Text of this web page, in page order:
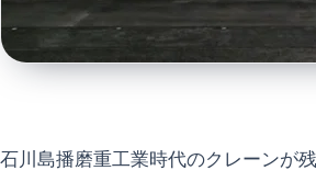
石川島播磨重工業時代のクレーンが